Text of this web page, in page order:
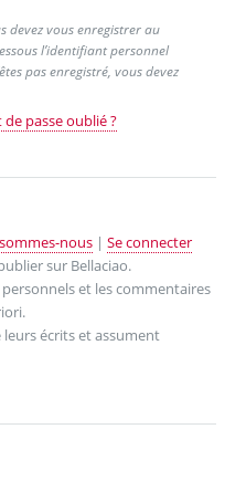
devez vous enregistrer au
l’identifiant personnel
pas enregistré, vous devez
de passe oublié ?
nous| Se connecter
sur Bellaciao.
et les commentaires
écrits et assument